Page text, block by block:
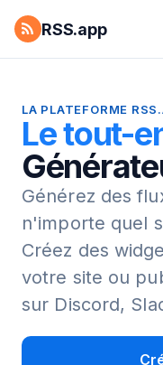
RSS.app
LA PLATEFORME
Le tout-
Générez des
n'importe quel
Créez des
votre site ou
sur Discord,